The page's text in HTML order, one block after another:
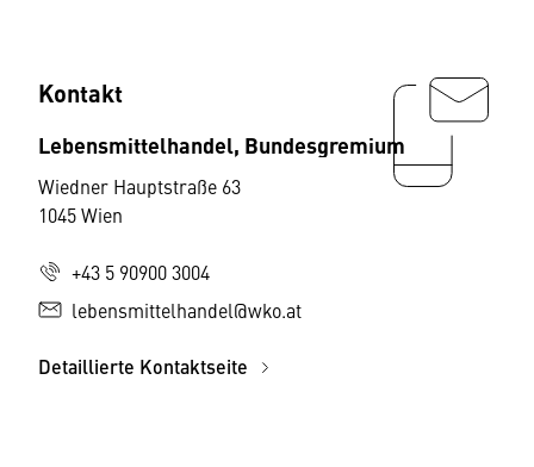
Kontakt
Lebensmittelhandel, Bundesgremium
Wiedner Hauptstraße 63
1045 Wien
+43 5 90900 3004
lebensmittelhandel@wko.at
Detaillierte Kontaktseite